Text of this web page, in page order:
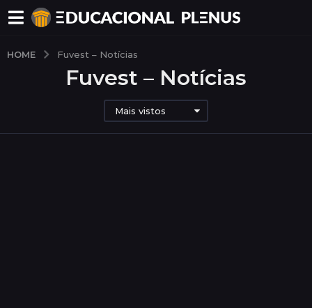
HOME Fuvest – Notícias
Fuvest – Notícias
Mais vistos